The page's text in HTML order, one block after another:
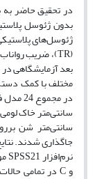
در تحقیق حاضر
ژئوسل‌های
مختلف با کمک
سانتی‌متر شن